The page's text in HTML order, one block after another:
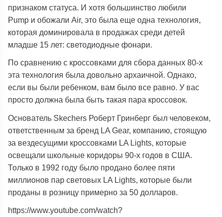
признаком статуса. И хотя большинство любили
Pump и обожали Air, это была еще одна технология,
которая доминировала в продажах среди детей
младше 15 лет: светодиодные фонари.
По сравнению с кроссовками для сбора данных 80-х
эта технология была довольно архаичной. Однако,
если вы были ребенком, вам было все равно. У вас
просто должна была быть такая пара кроссовок.
Основатель Skechers Роберт Гринберг был человеком,
ответственным за бренд LA Gear, компанию, стоящую
за вездесущими кроссовками LA Lights, которые
освещали школьные коридоры 90-х годов в США.
Только в 1992 году было продано более пяти
миллионов пар световых LA Lights, которые были
проданы в розницу примерно за 50 долларов.
https://www.youtube.com/watch?